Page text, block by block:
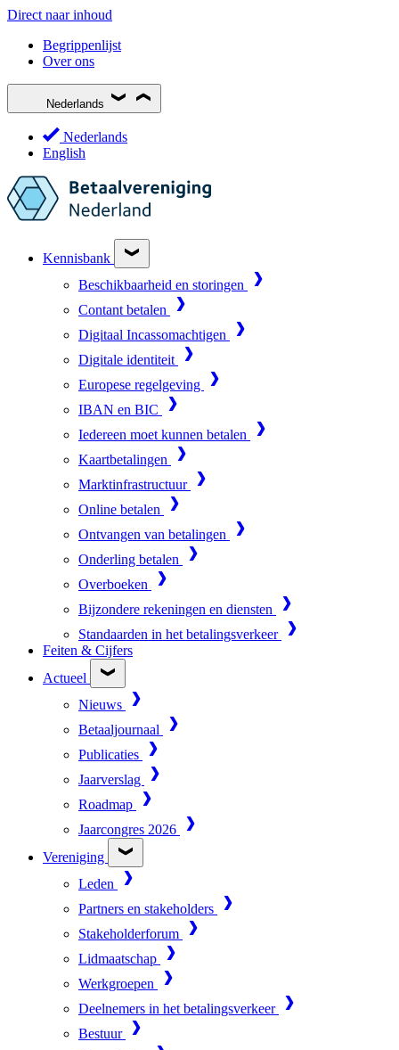
Direct naar inhoud
Begrippenlijst
Over ons
Nederlands
Nederlands
English
Kennisbank
Beschikbaarheid en storingen
Contant betalen
Digitaal Incassomachtigen
Digitale identiteit
Europese regelgeving
IBAN en BIC
Iedereen moet kunnen betalen
Kaartbetalingen
Marktinfrastructuur
Online betalen
Ontvangen van betalingen
Onderling betalen
Overboeken
Bijzondere rekeningen en diensten
Standaarden in het betalingsverkeer
Feiten & Cijfers
Actueel
Nieuws
Betaaljournaal
Publicaties
Jaarverslag
Roadmap
Jaarcongres 2026
Vereniging
Leden
Partners en stakeholders
Stakeholderforum
Lidmaatschap
Werkgroepen
Deelnemers in het betalingsverkeer
Bestuur